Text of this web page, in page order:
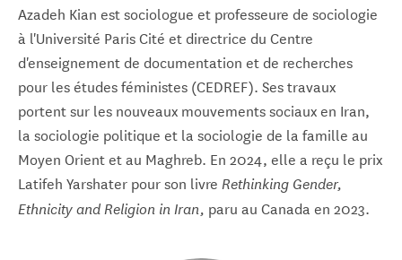
Azadeh Kian est sociologue et professeure de sociologie
à l'Université Paris Cité et directrice du Centre
d'enseignement de documentation et de recherches
pour les études féministes (CEDREF). Ses travaux
portent sur les nouveaux mouvements sociaux en Iran,
la sociologie politique et la sociologie de la famille au
Moyen Orient et au Maghreb. En 2024, elle a reçu le prix
Latifeh Yarshater pour son livre Rethinking Gender,
Ethnicity and Religion in Iran, paru au Canada en 2023.